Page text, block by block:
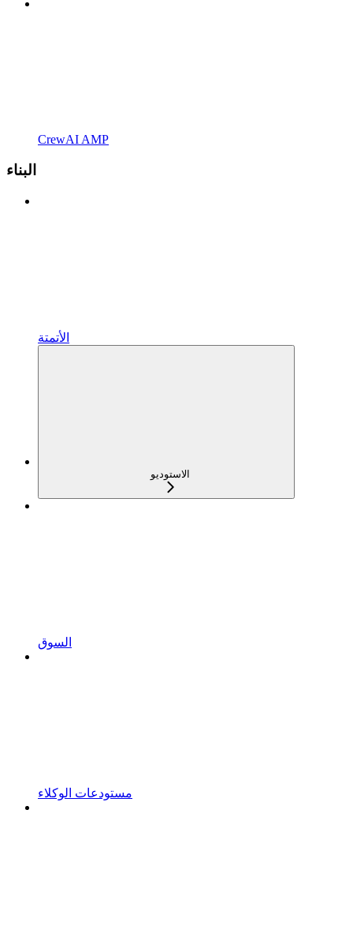
CrewAI AMP
البناء
الأتمتة
الاستوديو
السوق
مستودعات الوكلاء